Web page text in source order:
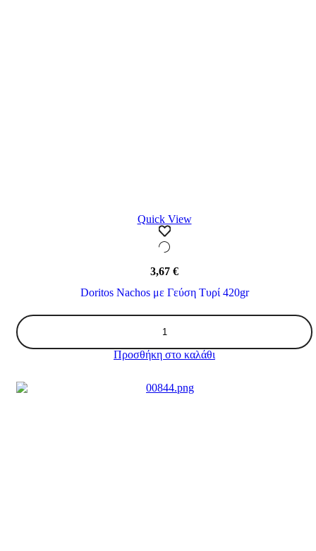
Quick View
3,67 €
Doritos Nachos με Γεύση Τυρί 420gr
Nachos
με
Γεύση
420gr
ποσότητα
Προσθήκη στο καλάθι